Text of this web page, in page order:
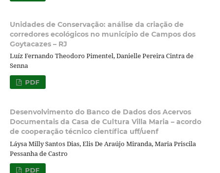
Unidades de Conservação: análise da criação de
corredores ecológicos no município de Campos dos
Goytacazes – RJ
Luíz Fernando Theodoro Pimentel, Danielle Pereira Cintra de
Senna
PDF
Desenvolvimento do Banco de Dados dos Acervos
Documentais da Casa de Cultura Villa Maria – acordo
de cooperação técnico científica uff/uenf
Láysa Milly Santos Dias, Elis De Araújo Miranda, Maria Priscila
Pessanha de Castro
PDF